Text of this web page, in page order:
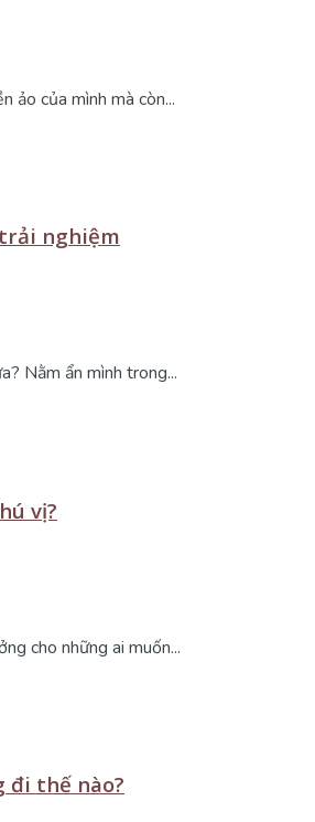
ảo của mình mà còn...
trải nghiệm
Nằm ẩn mình trong...
vị?
cho những ai muốn...
đi thế nào?